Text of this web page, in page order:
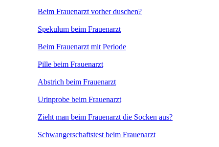
Beim Frauenarzt vorher duschen?
Spekulum beim Frauenarzt
Beim Frauenarzt mit Periode
Pille beim Frauenarzt
Abstrich beim Frauenarzt
Urinprobe beim Frauenarzt
Zieht man beim Frauenarzt die Socken aus?
Schwangerschaftstest beim Frauenarzt